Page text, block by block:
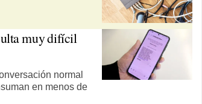
muy difícil
normal
en menos de